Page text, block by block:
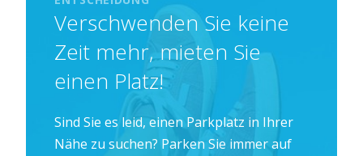
Verschwenden Sie keine
Zeit mehr, mieten Sie
einen Platz!
Sind Sie es leid, einen Parkplatz in Ihrer
Nähe zu suchen? Parken Sie immer auf